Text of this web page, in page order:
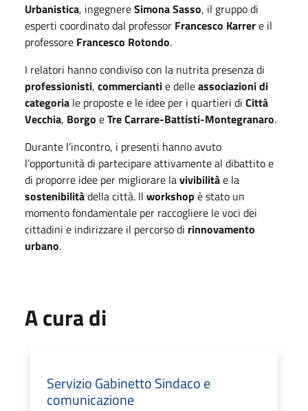
Urbanistica, ingegnereSimona Sasso, il gruppo di
esperti coordinato dal professor Francesco Karrere il
professore Francesco Rotondo.
I relatori hanno condiviso con la nutrita presenza di
professionisti, commerciantie delleassociazioni di
categoria le proposte e le idee per i quartieri di Città
Vecchia, Borgo eTre Carrare-Battisti-Montegranaro.
Durante l’incontro, i presenti hanno avuto
l’opportunità di partecipare attivamente al dibattito e
di proporre idee per migliorare lavivibilitàe la
sostenibilitàdella città. Il workshop è stato un
momento fondamentale per raccogliere le voci dei
cittadini e indirizzare il percorso di rinnovamento
urbano.
A cura di
Servizio Gabinetto Sindaco e
comunicazione